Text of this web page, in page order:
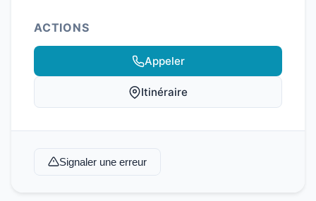
ACTIONS
Appeler
Itinéraire
Signaler une erreur